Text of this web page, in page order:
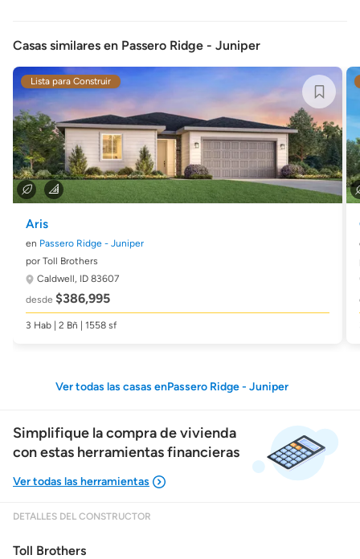
Casas similares en Passero Ridge - Juniper
Lista para Construir
Aris
en Passero Ridge - Juniper
por Toll Brothers
Caldwell, ID 83607
desde $386,995
3 Hab | 2 Bñ | 1558 sf
Ver todas las casas enPassero Ridge - Juniper
Simplifique la compra de vivienda
con estas herramientas financieras
DETALLES DEL CONSTRUCTOR
Toll Brothers